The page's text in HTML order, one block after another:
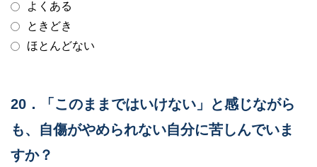
よくある
ときどき
ほとんどない
20．「このままではいけない」と感じながら
も、自傷がやめられない自分に苦しんでいま
すか？